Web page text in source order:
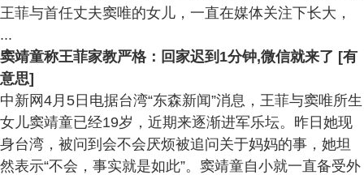
王菲与首任丈夫窦唯的女儿，一直在媒体关注下长大，
...
窦靖童称王菲家教严格：回家迟到1分钟,微信就来了 [有
意思]
中新网4月5日电据台湾“东森新闻”消息，王菲与窦唯所生
女儿窦靖童已经19岁，近期来逐渐进军乐坛。昨日她现
身台湾，被问到会不会厌烦被追问关于妈妈的事，她坦
然表示“不会，事实就是如此”。窦靖童自小就一直备受外